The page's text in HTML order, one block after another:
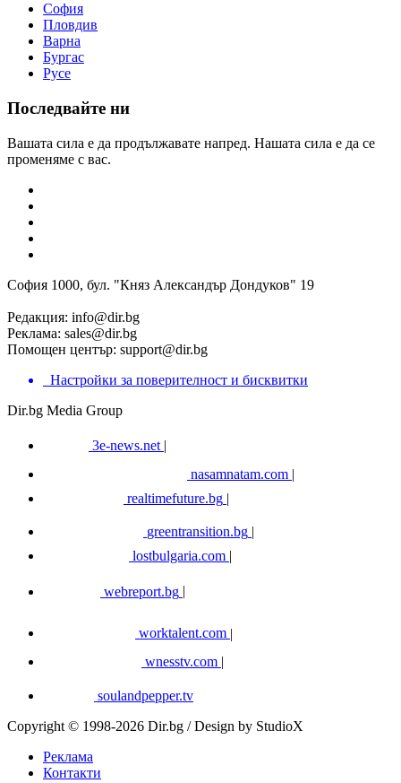
София
Пловдив
Варна
Бургас
Русе
Последвайте ни
Вашата сила е да продължавате напред. Нашата сила е да се
променяме с вас.
София 1000, бул. "Княз Александър Дондуков" 19
Редакция: info@dir.bg
Реклама: sales@dir.bg
Помощен център: support@dir.bg
Настройки за поверителност и бисквитки
Dir.bg Media Group
3e-news.net |
nasamnatam.com |
realtimefuture.bg |
greentransition.bg |
lostbulgaria.com |
webreport.bg
worktalent.com |
wnesstv.com |
soulandpepper.tv
Copyright © 1998-2026 Dir.bg / Design by StudioX
Реклама
Контакти